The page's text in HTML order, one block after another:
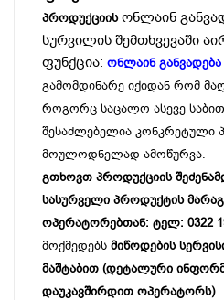
პროდუქციის ონლაინ
სურვილის შემთხვევაში
ფუნქცია: ონლაინ განვადება
გამომდინარე იქიდან რომ
როგორც საცალო ასევე
შესაძლებელია კონკრეტული
მოულოდნელად ამოწურვა.
გთხოვთ პროდუქციის
სასურველი პროდუქტის
ოპერატორებთან: ტელ: 0322
მოქმედებს მიწოდების
მაშტაბით (დეტალური
დაუკავშირდით ოპერატორს).